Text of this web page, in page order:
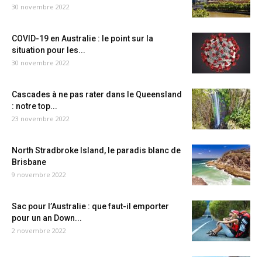
30 novembre 2022
COVID-19 en Australie : le point sur la
situation pour les...
30 novembre 2022
Cascades à ne pas rater dans le Queensland
: notre top...
23 novembre 2022
North Stradbroke Island, le paradis blanc de
Brisbane
9 novembre 2022
Sac pour l’Australie : que faut-il emporter
pour un an Down...
2 novembre 2022